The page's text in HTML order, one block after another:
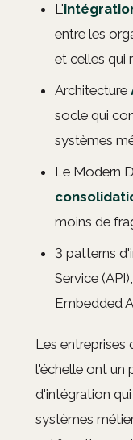
L'
entre les
et celles qui
Architecture
socle qui
systèmes
Le Modern
moins de
3 patterns
Service
Embedded
Les entreprises
l'échelle ont un
d'intégration
systèmes